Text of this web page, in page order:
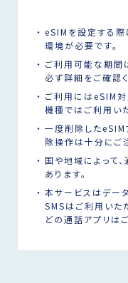
eSIMを設定する際
環境が必要です。
ご利用可能な期間
必ず詳細をご確認く
ご利用にはeSIM対
機種ではご利用い
一度削除したeSIM
除操作は十分にご
国や地域によって
あります。
本サービスはデー
SMSはご利用いた
どの通話アプリは